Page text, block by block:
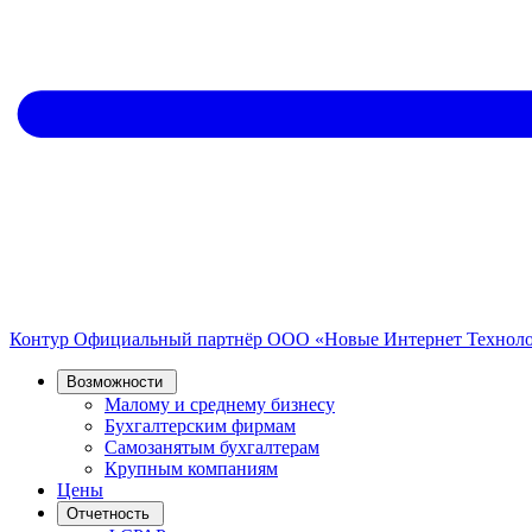
Контур Официальный партнёр ООО «Новые Интернет
Возможности
Малому и среднему бизнесу
Бухгалтерским фирмам
Самозанятым бухгалтерам
Крупным компаниям
Цены
Отчетность